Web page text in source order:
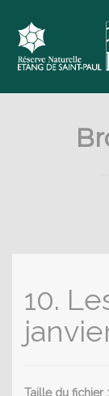
10.
Taille du fichier :